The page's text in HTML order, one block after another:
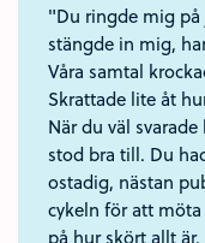
"Du ringde mig
stängde in mig,
Våra samtal
Skrattade lite åt
När du väl
stod bra till. Du
ostadig, nästan
cykeln för att
på hur skört allt